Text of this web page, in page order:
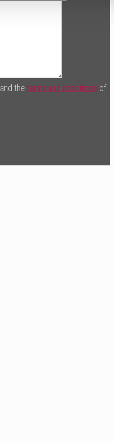
and the terms and conditions of